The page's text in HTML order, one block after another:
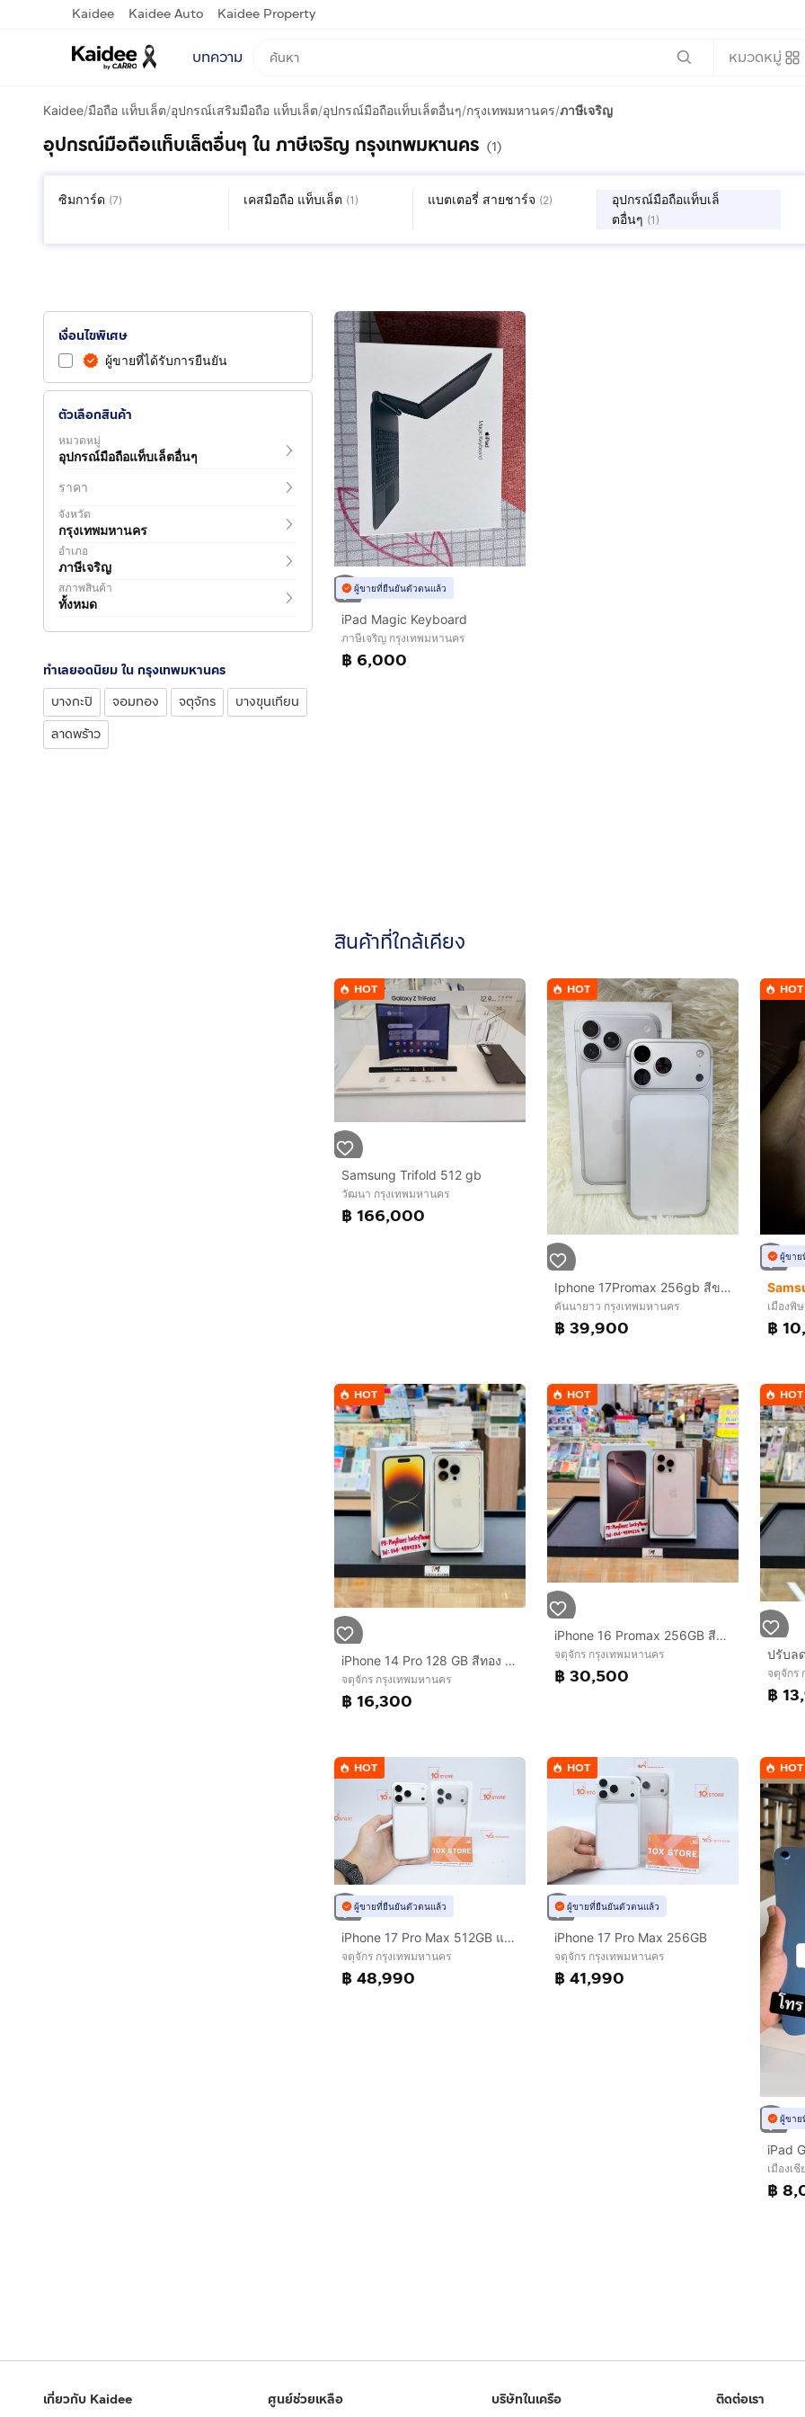
Kaidee Kaidee Auto Kaidee Property
บทความ หมวดหมู่
Kaidee/มือถือ แท็บเล็ต/อุปกรณ์เสริมมือถือ แท็บเล็ต/อุปกรณ์มือถือแท็บเล็ตอื่นๆ/กรุงเทพมหานคร/ภาษีเจริญ
อุปกรณ์มือถือแท็บเล็ตอื่นๆ ใน ภาษีเจริญ กรุงเทพมหานคร (1)
ซิมการ์ด (7) เคสมือถือ แท็บเล็ต (1 ) แบตเตอรี่ สายชาร์จ (2)
อุปกรณ์มือถือแท็บเล็
ตอื่นๆ (1 )
เงื่อนไขพิเศษ
ผู้ขายที่ได้รับการยืนยัน
ตัวเลือกสินค้า
หมวดหมู่
อุปกรณ์มือถือแท็บเล็ตอื่นๆ
ราคา
จังหวัด
กรุงเทพมหานคร
อำเภอ
ภาษีเจริญ
สภาพสินค้า
ทั้งหมด
ทำเลยอดนิยม ใน กรุงเทพมหานคร
บางกะปิ
จอมทอง จตุจักร
บางขุนเทียน
ลาดพร้าว
ผู้ขายที่ยืนยันตัวตนแล้ว
iPad Magic Keyboard
ภาษีเจริญ กรุงเทพมหานคร
฿ 6,000
สินค้าที่ใกล้เคียง
HOT
Samsung Trifold 512 gb
วัฒนา กรุงเทพมหานคร
฿ 166,000
HOT
Iphone 17Promax 256gb สีขาวเครื่องสวย ยกกล่อง เดิมๆสุขภาพแบต 94%ประกันเหลือ 30/11/2569อุปกรณ์ สายชาร์จแท้ กล่องเดิมเลขตรงกล่องนัดรับได้ รามอินทรา83 กม8 กม9
คันนายาว กรุงเทพมหานคร
฿ 39,900
HOT
ผู้ขาย
เมืองพิ
฿
HOT
iPhone 14 Pro 128 GB สีทอง เครื่องสวยมาก
จตุจักร กรุงเทพมหานคร
฿ 16,300
HOT
iPhone 16 Promax 256GB สีDesert สวยมากๆ
จตุจักร กรุงเทพมหานคร
฿ 30,500
HOT
จตุจักร
฿
HOT
ผู้ขายที่ยืนยันตัวตนแล้ว
iPhone 17 Pro Max 512GB แกะเช็ค
จตุจักร กรุงเทพมหานคร
฿ 48,990
HOT
ผู้ขายที่ยืนยันตัวตนแล้ว
iPhone 17 Pro Max 256GB
จตุจักร กรุงเทพมหานคร
฿ 41,990
HOT
ผู้ขาย
iPad
เมืองเ
฿
เกี่ยวกับ Kaidee ศูนย์ช่วยเหลือ บริษัทในเครือ ติดต่อเรา